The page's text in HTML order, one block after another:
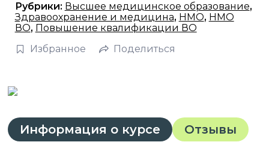
Рубрики: Высшее медицинское образование,
Здравоохранение и медицина, НМО, НМО
ВО, Повышение квалификации ВО
Избранное
Поделиться
Информация о курсе Отзывы